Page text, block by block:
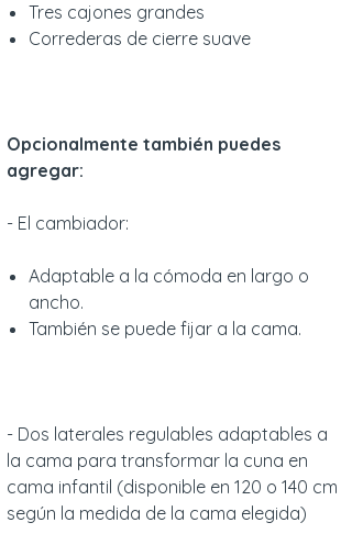
Tres cajones grandes
Correderas de cierre suave
Opcionalmente también puedes
agregar:
- El cambiador:
Adaptable a la cómoda en largo o
ancho.
También se puede fijar a la cama.
- Dos laterales regulables adaptables a
la cama para transformar la cuna en
cama infantil (disponible en 120 o 140 cm
según la medida de la cama elegida)